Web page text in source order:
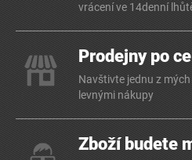
vrácení ve 14denní
Prodejny po
Navštivte jednu z
levnými nákupy
Zboží budete